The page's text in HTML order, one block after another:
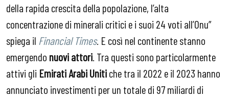
della rapida crescita della popolazione, l’alta
concentrazione di minerali critici e i suoi 24 voti all’Onu”
spiega il Financial Times. E così nel continente stanno
emergendo nuovi attori . Tra questi sono particolarmente
attivi gli Emirati Arabi Unitiche tra il 2022 e il 2023 hanno
annunciato investimenti per un totale di 97 miliardi di